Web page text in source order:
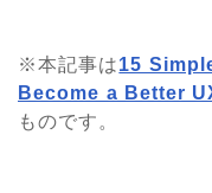
※本記事は15
Become a Better
ものです。